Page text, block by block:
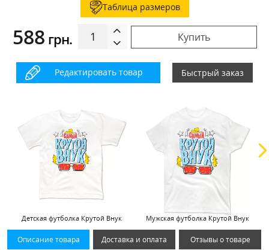
Таблица размеров
588 грн. Купить
Редактировать товар Быстрый заказ
Детская футболка Крутой Внук Мужская футболка Крутой Внук
Описание товара Доставка и оплата Отзывы о товаре